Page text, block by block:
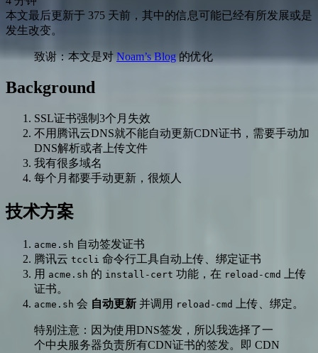
本文最后更新于 375 天前，其中的信息可能已经有所发展或是
发生改变。
致谢：本文是对Noam’s Blog的优化
Background
SSL证书强制3个月失效
不用腾讯云DNS就不能自动更新CDN证书，需要手动加
DNS解析或者上传文件
我有很多域名
每个月都要手动更新，很烦人
技术方案
acme.sh 自动签发证书
腾讯云 tccli 命令行工具自动上传、绑定证书
用 acme.sh 的 install-cert 功能，在 reload-cmd
上传
证书。
acme.sh 会 自动更新 并调用 reload-cmd 上传、绑定。
特别注意：因为使用DNS签发，所以我选择了一
个中央服务器负责所有CDN证书的签发。即 CDN